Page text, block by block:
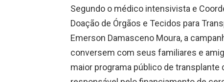
Segundo o médico intensivista e
Doação de Órgãos e Tecidos para
Emerson Damasceno Moura, a
conversem com seus familiares e
maior programa público de